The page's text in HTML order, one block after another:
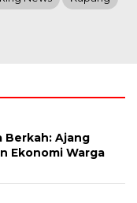
Berkah: Ajang
Ekonomi Warga